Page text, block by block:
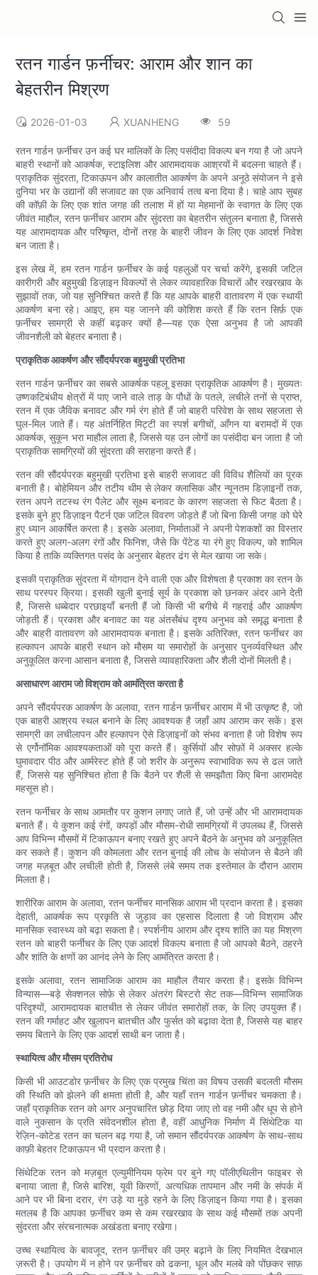
रतन गार्डन फ़र्नीचर: आराम और शान का
बेहतरीन मिश्रण
2026-01-03 XUANHENG 59
रतन गार्डन फ़र्नीचर उन कई घर मालिकों के लिए पसंदीदा विकल्प बन गया है जो अपने
बाहरी स्थानों को आकर्षक, स्टाइलिश और आरामदायक आश्रयों में बदलना चाहते हैं।
प्राकृतिक सुंदरता, टिकाऊपन और कालातीत आकर्षण के अपने अनूठे संयोजन ने इसे
दुनिया भर के उद्यानों की सजावट का एक अनिवार्य तत्व बना दिया है। चाहे आप सुबह
की कॉफ़ी के लिए एक शांत जगह की तलाश में हों या मेहमानों के स्वागत के लिए एक
जीवंत माहौल, रतन फ़र्नीचर आराम और सुंदरता का बेहतरीन संतुलन बनाता है, जिससे
यह आरामदायक और परिष्कृत, दोनों तरह के बाहरी जीवन के लिए एक आदर्श निवेश
बन जाता है।
इस लेख में, हम रतन गार्डन फ़र्नीचर के कई पहलुओं पर चर्चा करेंगे, इसकी जटिल
कारीगरी और बहुमुखी डिज़ाइन विकल्पों से लेकर व्यावहारिक विचारों और रखरखाव के
सुझावों तक, जो यह सुनिश्चित करते हैं कि यह आपके बाहरी वातावरण में एक स्थायी
आकर्षण बना रहे। आइए, हम यह जानने की कोशिश करते हैं कि रतन सिर्फ़ एक
फ़र्नीचर सामग्री से कहीं बढ़कर क्यों है—यह एक ऐसा अनुभव है जो आपकी
जीवनशैली को बेहतर बनाता है।
प्राकृतिक आकर्षण और सौंदर्यपरक बहुमुखी प्रतिभा
रतन गार्डन फ़र्नीचर का सबसे आकर्षक पहलू इसका प्राकृतिक आकर्षण है। मुख्यतः
उष्णकटिबंधीय क्षेत्रों में पाए जाने वाले ताड़ के पौधों के पतले, लचीले तनों से प्राप्त,
रतन में एक जैविक बनावट और गर्म रंग होते हैं जो बाहरी परिवेश के साथ सहजता से
घुल-मिल जाते हैं। यह अंतर्निहित मिट्टी का स्पर्श बगीचों, आँगन या बरामदों में एक
आकर्षक, सुकून भरा माहौल लाता है, जिससे यह उन लोगों का पसंदीदा बन जाता है जो
प्राकृतिक सामग्रियों की सुंदरता की सराहना करते हैं।
रतन की सौंदर्यपरक बहुमुखी प्रतिभा इसे बाहरी सजावट की विविध शैलियों का पूरक
बनाती है। बोहेमियन और तटीय थीम से लेकर क्लासिक और न्यूनतम डिज़ाइनों तक,
रतन अपने तटस्थ रंग पैलेट और सूक्ष्म बनावट के कारण सहजता से फिट बैठता है।
इसके बुने हुए डिज़ाइन पैटर्न एक जटिल विवरण जोड़ते हैं जो बिना किसी जगह को घेरे
हुए ध्यान आकर्षित करता है। इसके अलावा, निर्माताओं ने अपनी पेशकशों का विस्तार
करते हुए अलग-अलग रंगों और फिनिश, जैसे कि पेंटेड या रंगे हुए विकल्प, को शामिल
किया है ताकि व्यक्तिगत पसंद के अनुसार बेहतर ढंग से मेल खाया जा सके।
इसकी प्राकृतिक सुंदरता में योगदान देने वाली एक और विशेषता है प्रकाश का रतन के
साथ परस्पर क्रिया। इसकी खुली बुनाई सूर्य के प्रकाश को छनकर अंदर आने देती
है, जिससे धब्बेदार परछाइयाँ बनती हैं जो किसी भी बगीचे में गहराई और आकर्षण
जोड़ती हैं। प्रकाश और बनावट का यह अंतर्संबंध दृश्य अनुभव को समृद्ध बनाता है
और बाहरी वातावरण को आरामदायक बनाता है। इसके अतिरिक्त, रतन फर्नीचर का
हल्कापन आपके बाहरी स्थान को मौसम या समारोहों के अनुसार पुनर्व्यवस्थित और
अनुकूलित करना आसान बनाता है, जिससे व्यावहारिकता और शैली दोनों मिलती है।
असाधारण आराम जो विश्राम को आमंत्रित करता है
अपने सौंदर्यपरक आकर्षण के अलावा, रतन गार्डन फ़र्नीचर आराम में भी उत्कृष्ट है, जो
एक बाहरी आश्रय स्थल बनाने के लिए आवश्यक है जहाँ आप आराम कर सकें। इस
सामग्री का लचीलापन और हल्कापन ऐसे डिज़ाइनों को संभव बनाता है जो विशेष रूप
से एर्गोनॉमिक आवश्यकताओं को पूरा करते हैं। कुर्सियों और सोफ़ों में अक्सर हल्के
घुमावदार पीठ और आर्मरेस्ट होते हैं जो शरीर के अनुरूप स्वाभाविक रूप से ढल जाते
हैं, जिससे यह सुनिश्चित होता है कि बैठने पर शैली से समझौता किए बिना आरामदेह
महसूस हो।
रतन फर्नीचर के साथ आमतौर पर कुशन लगाए जाते हैं, जो उन्हें और भी आरामदायक
बनाते हैं। ये कुशन कई रंगों, कपड़ों और मौसम-रोधी सामग्रियों में उपलब्ध हैं, जिससे
आप विभिन्न मौसमों में टिकाऊपन बनाए रखते हुए अपने बैठने के अनुभव को अनुकूलित
कर सकते हैं। कुशन की कोमलता और रतन बुनाई की लोच के संयोजन से बैठने की
जगह मज़बूत और लचीली होती है, जिससे लंबे समय तक इस्तेमाल के दौरान आराम
मिलता है।
शारीरिक आराम के अलावा, रतन फर्नीचर मानसिक आराम भी प्रदान करता है। इसका
देहाती, आकर्षक रूप प्रकृति से जुड़ाव का एहसास दिलाता है जो विश्राम और
मानसिक स्वास्थ्य को बढ़ा सकता है। स्पर्शनीय आराम और दृश्य शांति का यह मिश्रण
रतन को बाहरी फर्नीचर के लिए एक आदर्श विकल्प बनाता है जो आपको बैठने, ठहरने
और शांति के क्षणों का आनंद लेने के लिए आमंत्रित करता है।
इसके अलावा, रतन सामाजिक आराम का माहौल तैयार करता है। इसके विभिन्न
विन्यास—बड़े सेक्शनल सोफ़े से लेकर अंतरंग बिस्टरो सेट तक—विभिन्न सामाजिक
परिदृश्यों, आरामदायक बातचीत से लेकर जीवंत समारोहों तक, के लिए उपयुक्त हैं।
रतन की गर्माहट और खुलापन बातचीत और फुर्सत को बढ़ावा देता है, जिससे यह बाहर
समय बिताने के लिए एक आदर्श साथी बन जाता है।
स्थायित्व और मौसम प्रतिरोध
किसी भी आउटडोर फ़र्नीचर के लिए एक प्रमुख चिंता का विषय उसकी बदलती मौसम
की स्थिति को झेलने की क्षमता होती है, और यहाँ रतन गार्डन फ़र्नीचर चमकता है।
जहाँ प्राकृतिक रतन को अगर अनुपचारित छोड़ दिया जाए तो वह नमी और धूप से होने
वाले नुकसान के प्रति संवेदनशील होता है, वहीं आधुनिक निर्माण में सिंथेटिक या
रेज़िन-कोटेड रतन का चलन बढ़ गया है, जो समान सौंदर्यपरक आकर्षण के साथ-साथ
काफ़ी बेहतर टिकाऊपन भी प्रदान करता है।
सिंथेटिक रतन को मज़बूत एल्युमीनियम फ्रेम पर बुने गए पॉलीएथिलीन फाइबर से
बनाया जाता है, जिसे बारिश, यूवी किरणों, अत्यधिक तापमान और नमी के संपर्क में
आने पर भी बिना दरार, रंग उड़े या मुड़े रहने के लिए डिज़ाइन किया गया है। इसका
मतलब है कि आपका फ़र्नीचर कम से कम रखरखाव के साथ कई मौसमों तक अपनी
सुंदरता और संरचनात्मक अखंडता बनाए रखेगा।
उच्च स्थायित्व के बावजूद, रतन फ़र्नीचर की उम्र बढ़ाने के लिए नियमित देखभाल
ज़रूरी है। उपयोग में न होने पर फ़र्नीचर को ढकना, धूल और मलबे को पोंछकर साफ़